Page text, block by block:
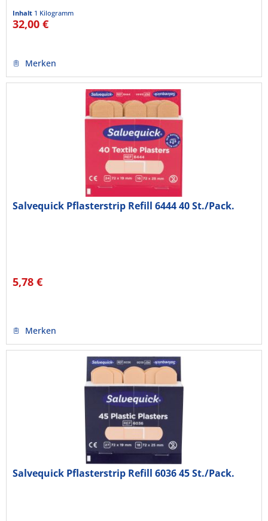
Inhalt 1 Kilogramm
32,00 €
Merken
Salvequick Pflasterstrip Refill 6444 40 St./Pack.
5,78 €
Merken
Salvequick Pflasterstrip Refill 6036 45 St./Pack.